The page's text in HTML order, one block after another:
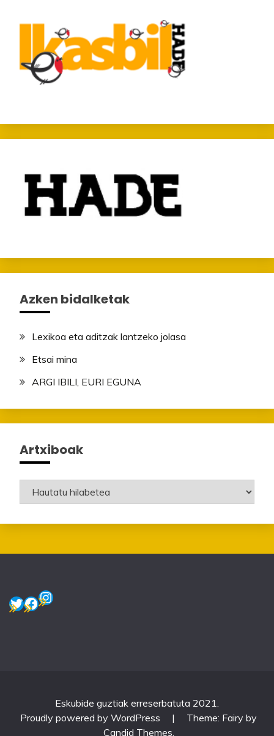
Azken bidalketak
Lexikoa eta aditzak lantzeko jolasa
Etsai mina
ARGI IBILI, EURI EGUNA
Artxiboak
Artxiboak
Twitter
Facebook
Instagram
Eskubide guztiak erreserbatuta 2021.
Proudly powered by WordPress
|
Theme: Fairy by
Candid Themes